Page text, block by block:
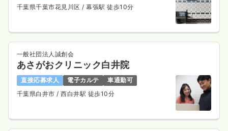
千葉県千葉市花見川区 / 幕張駅 徒歩10分
一般社団法人誠創会
あさがおクリニック白井院
直接応募求人 電子カルテ
車通勤可
千葉県白井市 / 西白井駅 徒歩10分